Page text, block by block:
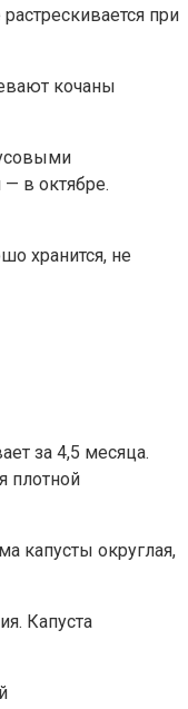
при
кочаны
в октябре.
хранится, не
за 4,5 месяца.
плотной
капусты округлая,
Капуста